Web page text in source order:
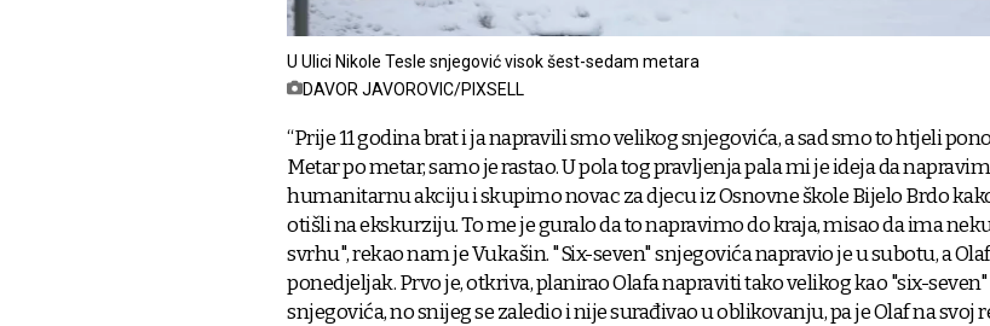
U Ulici Nikole Tesle snjegović visok šest-sedam metara
DAVOR JAVOROVIC/PIXSELL
“Prije 11 godina brat i ja napravili smo velikog snjegovića, a sad smo to htjeli
Metar po metar, samo je rastao. U pola tog pravljenja pala mi je ideja da
humanitarnu akciju i skupimo novac za djecu iz Osnovne škole Bijelo Brdo
otišli na ekskurziju. To me je guralo da to napravimo do kraja, misao da ima
svrhu", rekao nam je Vukašin. "Six-seven" snjegovića napravio je u subotu, a
ponedjeljak. Prvo je, otkriva, planirao Olafa napraviti tako velikog kao "six-seven"
snjegovića, no snijeg se zaledio i nije surađivao u oblikovanju, pa je Olaf na svoj